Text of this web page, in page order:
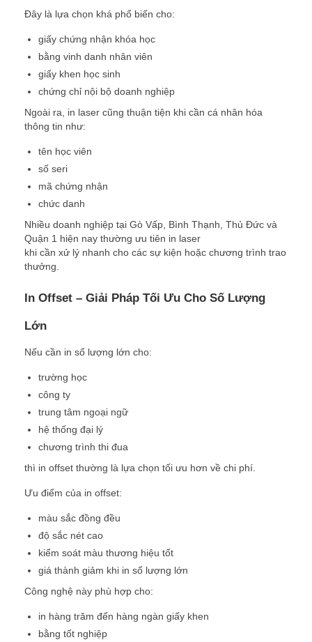
Đây là lựa chọn khá phổ biến cho:
giấy chứng nhận khóa học
bằng vinh danh nhân viên
giấy khen học sinh
chứng chỉ nội bộ doanh nghiệp
Ngoài ra, in laser cũng thuận tiện khi cần cá nhân hóa
thông tin như:
tên học viên
số seri
mã chứng nhận
chức danh
Nhiều doanh nghiệp tại Gò Vấp, Bình Thạnh, Thủ Đức và
Quận 1 hiện nay thường ưu tiên in laser
khi cần xử lý nhanh cho các sự kiện hoặc chương trình trao
thưởng.
In Offset – Giải Pháp Tối Ưu Cho Số Lượng
Lớn
Nếu cần in số lượng lớn cho:
trường học
công ty
trung tâm ngoại ngữ
hệ thống đại lý
chương trình thi đua
thì in offset thường là lựa chọn tối ưu hơn về chi phí.
Ưu điểm của in offset:
màu sắc đồng đều
độ sắc nét cao
kiểm soát màu thương hiệu tốt
giá thành giảm khi in số lượng lớn
Công nghệ này phù hợp cho:
in hàng trăm đến hàng ngàn giấy khen
bằng tốt nghiệp